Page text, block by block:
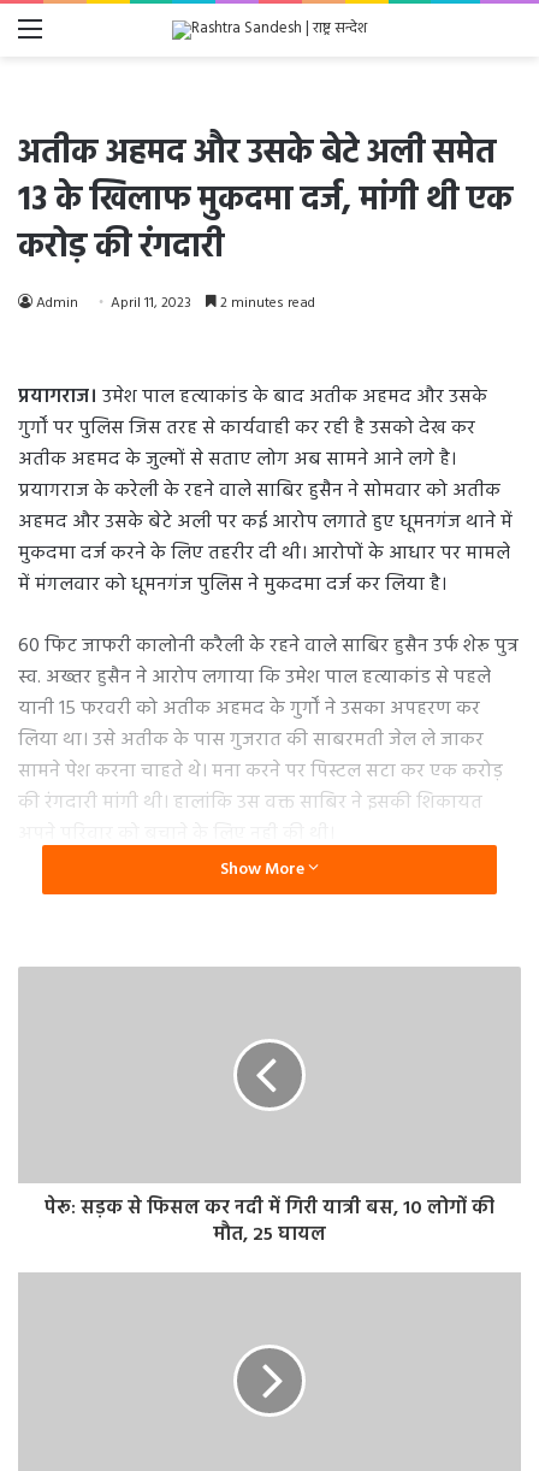
Menu
अतीक अहमद और उसके बेटे अली समेत
13 के खिलाफ मुकदमा दर्ज, मांगी थी एक
करोड़ की रंगदारी
Admin April 11, 2023 2 minutes read
प्रयागराज। उमेश पाल हत्याकांड के बाद अतीक अहमद और उसके
गुर्गों पर पुलिस जिस तरह से कार्यवाही कर रही है उसको देख कर
अतीक अहमद के जुल्मों से सताए लोग अब सामने आने लगे है।
प्रयागराज के करेली के रहने वाले साबिर हुसैन ने सोमवार को अतीक
अहमद और उसके बेटे अली पर कई आरोप लगाते हुए धूमनगंज थाने में
मुकदमा दर्ज करने के लिए तहरीर दी थी। आरोपों के आधार पर मामले
में मंगलवार को धूमनगंज पुलिस ने मुकदमा दर्ज कर लिया है।
60 फिट जाफरी कालोनी करैली के रहने वाले साबिर हुसैन उर्फ शेरू पुत्र
स्व. अख्तर हुसैन ने आरोप लगाया कि उमेश पाल हत्याकांड से पहले
यानी 15 फरवरी को अतीक अहमद के गुर्गों ने उसका अपहरण कर
लिया था। उसे अतीक के पास गुजरात की साबरमती जेल ले जाकर
सामने पेश करना चाहते थे। मना करने पर पिस्टल सटा कर एक करोड़
की रंगदारी मांगी थी। हालांकि उस वक्त साबिर ने इसकी शिकायत
साबिर के मुताबिक उमेश पाल हत्याकाण्ड में अतीक के गुर्गों पर जिस
अब्बास, फैजान, सैफ, नाम, अफ्फान, महमूद, माउद, असलम मंत्री,
निवासी कसारी मसारी सहित अन्य के खिलाफ मुकदमा दर्ज किया है।
साबिर उर्फ शेरू के मुताबिक 2019 में मरियाडीह इलाके में दोहरा
हत्याकांड हुआ था। जिसमे आबिद प्रधान की चचेरी बहन अलकमा और
ड्राइवर सुरजीत की हत्या हुई थी। इस घटना में असाद कालिया, अतीक
अहमद और अशरफ आरोपी बनाए गए थे। मामले में गवाही पलटने को
गवाही न पलटने पर असाद ने शेरू के बायें हांथ में गोली मार दी थी।
तब आबिद प्रधान ने अतीक के विरोधी कम्मो और जाबिर सहित कई
लोगो को हत्या का आरोपी बना कर मुकदमा दर्ज करा दिया था । बाद
Show More
पेरू: सड़क से फिसल कर नदी में गिरी यात्री बस, 10 लोगों की
मौत, 25 घायल